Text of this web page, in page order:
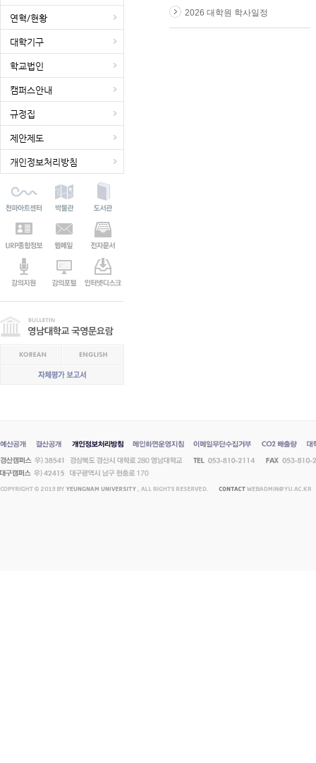
연혁/현황
대학기구
학교법인
캠퍼스안내
규정집
제안제도
개인정보처리방침
2026 대학원 학사일정